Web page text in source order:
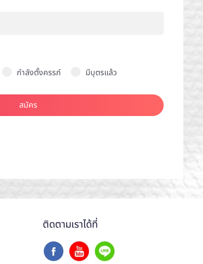
กำลังตั้งครรภ์ มีบุตรแล้ว
สมัคร
ติดตามเราได้ที่